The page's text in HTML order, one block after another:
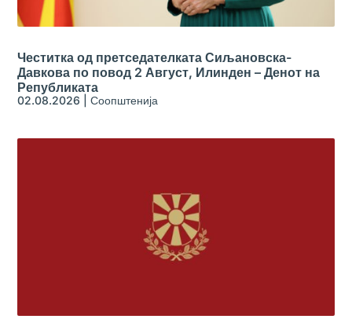
Честитка од претседателката Сиљановска-
Давкова по повод 2 Август, Илинден – Денот на
Републиката
02.08.2026 |Соопштенија